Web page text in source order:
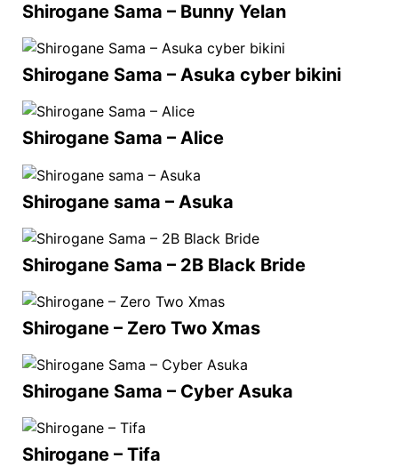
Shirogane Sama – Bunny Yelan
Shirogane Sama – Asuka cyber bikini
Shirogane Sama – Alice
Shirogane sama – Asuka
Shirogane Sama – 2B Black Bride
Shirogane – Zero Two Xmas
Shirogane Sama – Cyber Asuka
Shirogane – Tifa